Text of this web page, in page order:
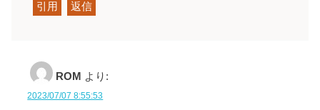
引用 返信
ROM より:
2023/07/07 8:55:53